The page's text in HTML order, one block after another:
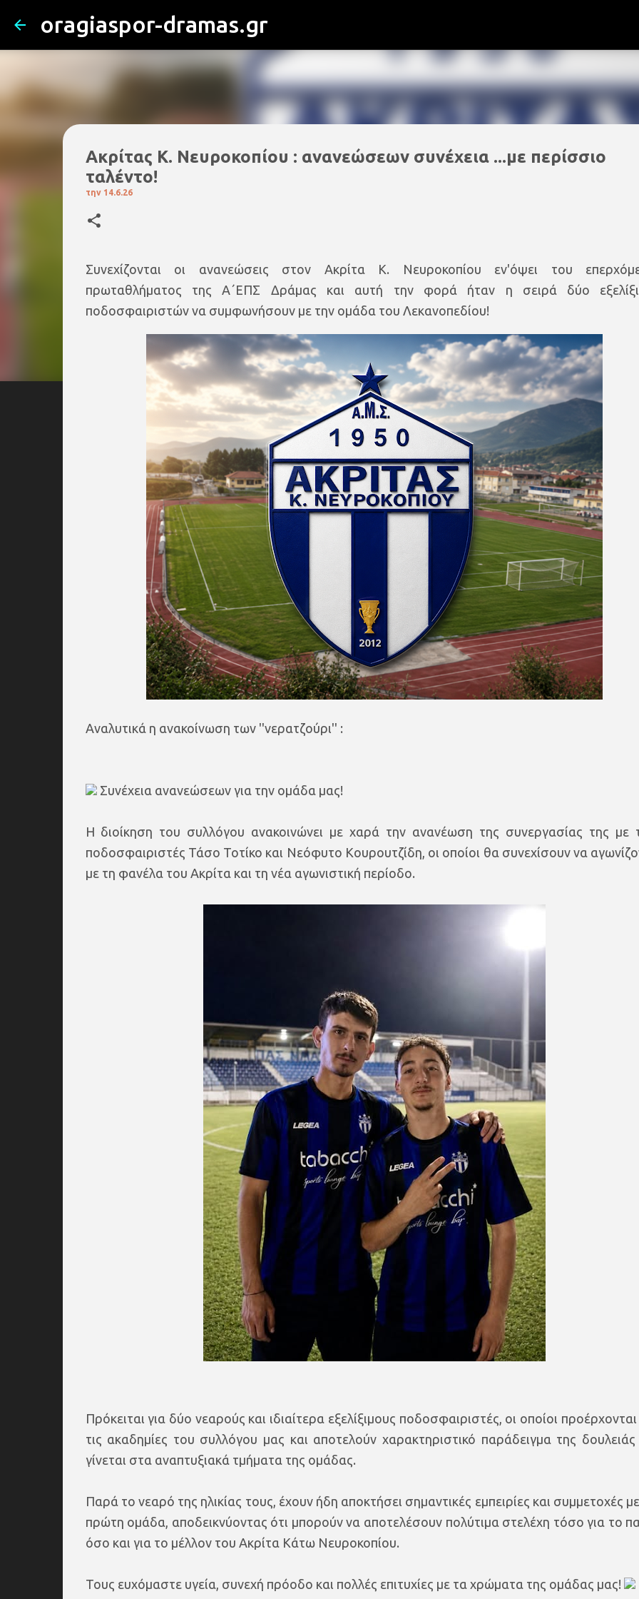
oragiaspor-dramas.gr
Ακρίτας Κ. Νευροκοπίου : ανανεώσεων συνέχεια ...με περίσσιο
ταλέντο!
την 14.6.26
Συνεχίζονται οι ανανεώσεις στον Ακρίτα Κ. Νευροκοπίου εν'όψει του
πρωταθλήματος της Α΄ΕΠΣ Δράμας και αυτή την φορά ήταν η σειρά δύο
ποδοσφαιριστών να συμφωνήσουν με την ομάδα του Λεκανοπεδίου!
Αναλυτικά η ανακοίνωση των ''νερατζούρι'' :
Συνέχεια ανανεώσεων για την ομάδα μας!
Η διοίκηση του συλλόγου ανακοινώνει με χαρά την ανανέωση της συνεργασίας της με
ποδοσφαιριστές Τάσο Τοτίκο και Νεόφυτο Κουρουτζίδη, οι οποίοι θα συνεχίσουν να
με τη φανέλα του Ακρίτα και τη νέα αγωνιστική περίοδο.
Πρόκειται για δύο νεαρούς και ιδιαίτερα εξελίξιμους ποδοσφαιριστές, οι οποίοι
τις ακαδημίες του συλλόγου μας και αποτελούν χαρακτηριστικό παράδειγμα της
γίνεται στα αναπτυξιακά τμήματα της ομάδας.
Παρά το νεαρό της ηλικίας τους, έχουν ήδη αποκτήσει σημαντικές εμπειρίες και συμμετοχές
πρώτη ομάδα, αποδεικνύοντας ότι μπορούν να αποτελέσουν πολύτιμα στελέχη τόσο για το
όσο και για το μέλλον του Ακρίτα Κάτω Νευροκοπίου.
Τους ευχόμαστε υγεία, συνεχή πρόοδο και πολλές επιτυχίες με τα χρώματα της ομάδας μας!